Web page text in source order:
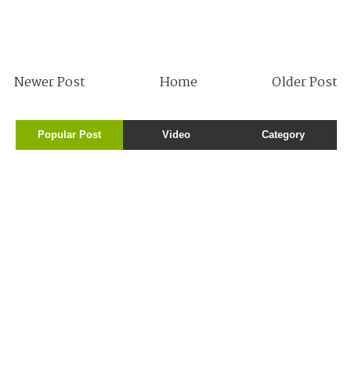
Newer Post Older Post
Home
Popular Post Video Category